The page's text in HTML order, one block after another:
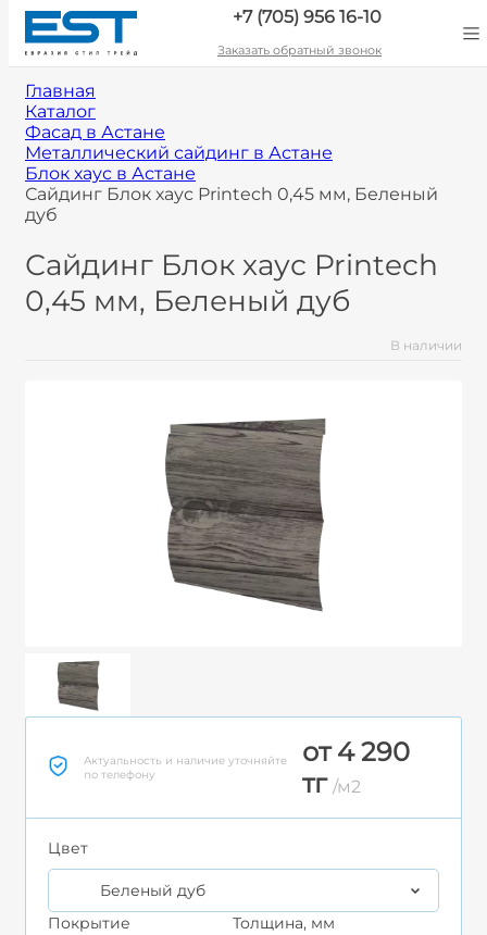
+7 (705) 956 16-10
Заказать обратный звонок
Главная
Каталог
Фасад в Астане
Металлический сайдинг в Астане
Блок хаус в Астане
Сайдинг Блок хаус Printech 0,45 мм, Беленый
дуб
Сайдинг Блок хаус Printech
0,45 мм, Беленый дуб
В наличии
Актуальность и наличие уточняйте
по телефону
от 4 290
тг /м2
Цвет
Беленый дуб
Покрытие
Толщина, мм